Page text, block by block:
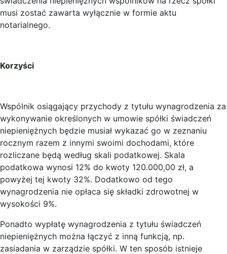
musi zostać zawarta wyłącznie w formie aktu
notarialnego.
Korzyści
Wspólnik osiągający przychody z tytułu wynagrodzenia za
wykonywanie określonych w umowie spółki świadczeń
niepieniężnych będzie musiał wykazać go w zeznaniu
rocznym razem z innymi swoimi dochodami, które
rozliczane będą według skali podatkowej. Skala
podatkowa wynosi 12% do kwoty 120.000,00 zł, a
powyżej tej kwoty 32%. Dodatkowo od tego
wynagrodzenia nie opłaca się składki zdrowotnej w
wysokości 9%.
Ponadto wypłatę wynagrodzenia z tytułu świadczeń
niepieniężnych można łączyć z inną funkcją, np.
zasiadania w zarządzie spółki. W ten sposób istnieje